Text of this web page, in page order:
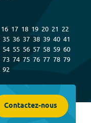
16 17 18 19 20 21 22
35 36 37 38 39 40 41
54 55 56 57 58 59 60
73 74 75 76 77 78 79
92
Contactez-nous